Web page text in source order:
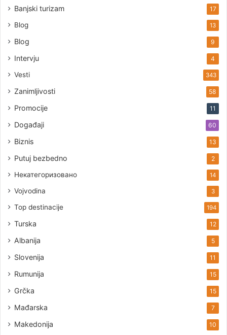
Banjski turizam 17
Blog 13
Blog 9
Intervju 4
Vesti 343
Zanimljivosti 58
Promocije 11
Događaji 60
Biznis 13
Putuj bezbedno 2
Некатегоризовано 14
Vojvodina 3
Top destinacije 194
Turska 12
Albanija 5
Slovenija 11
Rumunija 15
Grčka 15
Mađarska 7
Makedonija 10